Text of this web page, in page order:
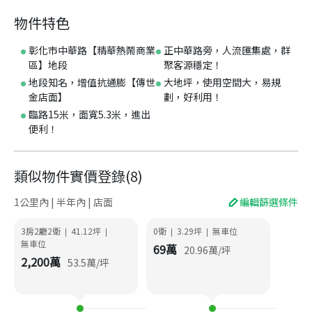
物件特色
彰化市中華路【精華熱鬧商業
區】地段
正中華路旁，人流匯集處，群
聚客源穩定！
地段知名，增值抗通膨【傳世
金店面】
大地坪，使用空間大，易規
劃，好利用！
臨路15米，面寬5.3米，進出
便利！
類似物件實價登錄(8)
1公里內 | 半年內 | 店面 編輯篩選條件
3房2廳2衛 | 41.12坪 |
無車位
2,200萬 53.5萬/坪
0衛 | 3.29坪 | 無車位
69萬 20.96萬/坪